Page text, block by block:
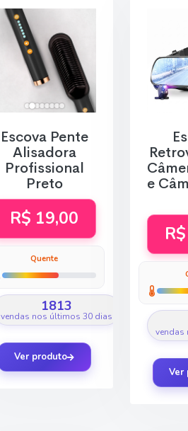
Escova Pente
Alisadora
Profissional
Preto
R$ 19,00
Quente
1813
vendas nos últimos 30 dias
Ver produto
e
vendas
Ver